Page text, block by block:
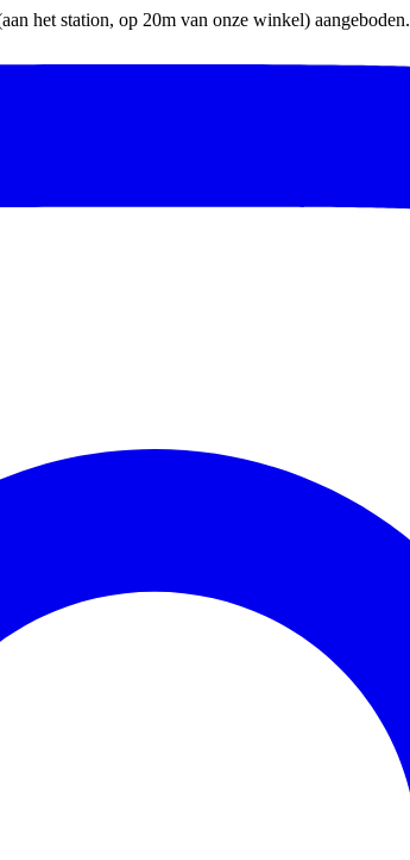
het station, op 20m van onze winkel) aangeboden.